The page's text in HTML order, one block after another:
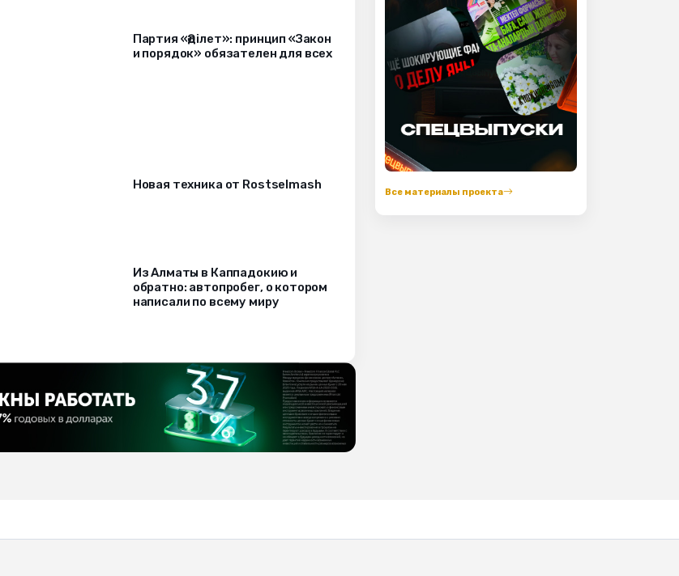
Партия «Әділет»: принцип «Закон
и порядок» обязателен для всех
Новая техника от Rostselmash
Из Алматы в Каппадокию и
обратно: автопробег, о котором
написали по всему миру
Все материалы проекта